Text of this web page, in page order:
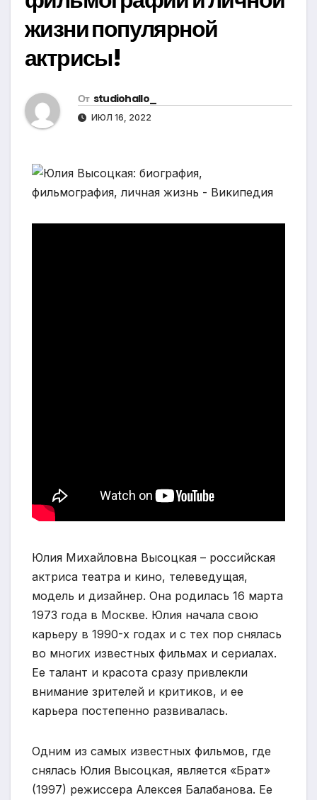
жизни популярной
актрисы!
От studiohallo_
ИЮЛ 16, 2022
Юлия Михайловна Высоцкая – российская
актриса театра и кино, телеведущая,
модель и дизайнер. Она родилась 16 марта
1973 года в Москве. Юлия начала свою
карьеру в 1990-х годах и с тех пор снялась
во многих известных фильмах и сериалах.
Ее талант и красота сразу привлекли
внимание зрителей и критиков, и ее
карьера постепенно развивалась.
Одним из самых известных фильмов, где
снялась Юлия Высоцкая, является «Брат»
(1997) режиссера Алексея Балабанова. Ее